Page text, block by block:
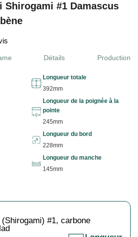
Shirogami #1 Damascus
Détails Production
Longueur totale
392mm
Longueur de la poignée à la
pointe
245mm
Longueur du bord
228mm
Longueur du manche
145mm
#1, carbone